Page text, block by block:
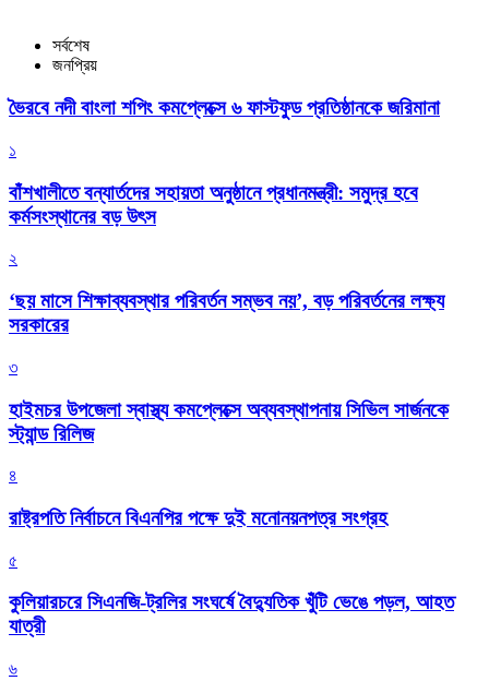
সর্বশেষ
জনপ্রিয়
ভৈরবে নদী বাংলা শপিং কমপ্লেক্সে ৬ ফাস্টফুড প্রতিষ্ঠানকে জরিমানা
১
বাঁশখালীতে বন্যার্তদের সহায়তা অনুষ্ঠানে প্রধানমন্ত্রী: সমুদ্র হবে
কর্মসংস্থানের বড় উৎস
২
‘ছয় মাসে শিক্ষাব্যবস্থার পরিবর্তন সম্ভব নয়’, বড় পরিবর্তনের লক্ষ্য
সরকারের
৩
হাইমচর উপজেলা স্বাস্থ্য কমপ্লেক্সে অব্যবস্থাপনায় সিভিল সার্জনকে
স্ট্যান্ড রিলিজ
৪
রাষ্ট্রপতি নির্বাচনে বিএনপির পক্ষে দুই মনোনয়নপত্র সংগ্রহ
৫
কুলিয়ারচরে সিএনজি-ট্রলির সংঘর্ষে বৈদ্যুতিক খুঁটি ভেঙে পড়ল, আহত
যাত্রী
৬